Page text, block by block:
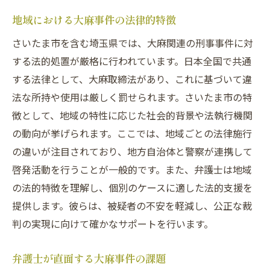
地域における大麻事件の法律的特徴
さいたま市を含む埼玉県では、大麻関連の刑事事件に対
する法的処置が厳格に行われています。日本全国で共通
する法律として、大麻取締法があり、これに基づいて違
法な所持や使用は厳しく罰せられます。さいたま市の特
徴として、地域の特性に応じた社会的背景や法執行機関
の動向が挙げられます。ここでは、地域ごとの法律施行
の違いが注目されており、地方自治体と警察が連携して
啓発活動を行うことが一般的です。また、弁護士は地域
の法的特徴を理解し、個別のケースに適した法的支援を
提供します。彼らは、被疑者の不安を軽減し、公正な裁
判の実現に向けて確かなサポートを行います。
弁護士が直面する大麻事件の課題